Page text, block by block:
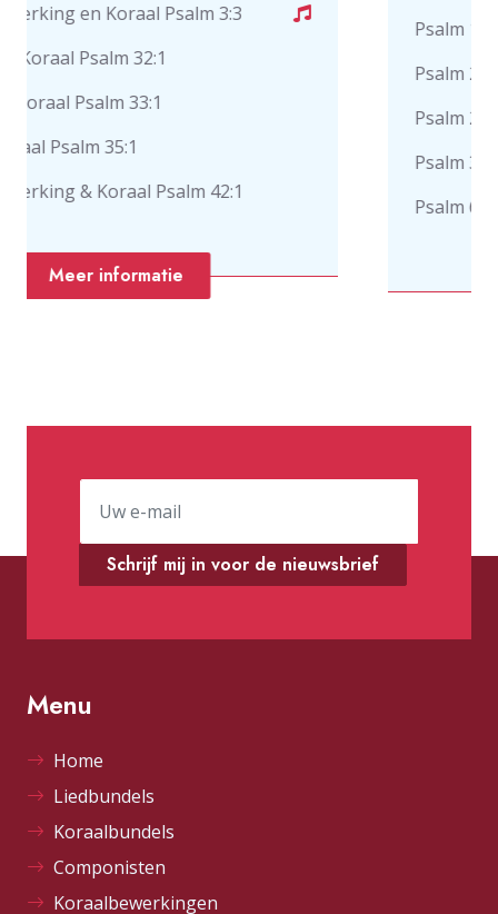
3:3
42:1
Psalm 19
Meer informatie
Schrijf mij in voor de nieuwsbrief
Menu
Home
Liedbundels
Koraalbundels
Componisten
Koraalbewerkingen